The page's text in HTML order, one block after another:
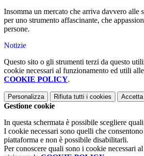
Insomma un mercato che arriva davvero alle
per uno strumento affascinante, che
persone.
Notizie
Questo sito o gli strumenti terzi da questo
cookie necessari al funzionamento ed utili
COOKIE POLICY.
Personalizza Rifiuta tutti i cookies
Gestione cookie
In questa schermata è possibile scegliere
I cookie necessari sono quelli che
piattaforma e non è possibile disabilitarli.
Per conoscere quali sono i cookie necessari